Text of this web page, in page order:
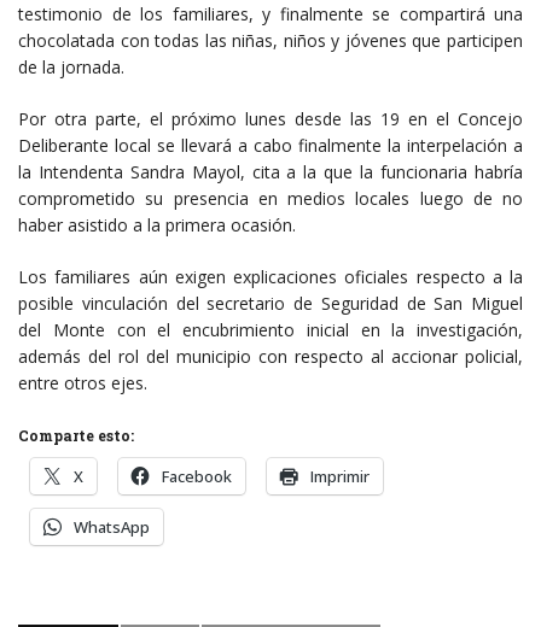
testimonio de los familiares, y finalmente se compartirá una
chocolatada con todas las niñas, niños y jóvenes que participen
de la jornada.
Por otra parte, el próximo lunes desde las 19 en el Concejo
Deliberante local se llevará a cabo finalmente la interpelación a
la Intendenta Sandra Mayol, cita a la que la funcionaria habría
comprometido su presencia en medios locales luego de no
haber asistido a la primera ocasión.
Los familiares aún exigen explicaciones oficiales respecto a la
posible vinculación del secretario de Seguridad de San Miguel
del Monte con el encubrimiento inicial en la investigación,
además del rol del municipio con respecto al accionar policial,
entre otros ejes.
Comparte esto:
X Facebook Imprimir
WhatsApp